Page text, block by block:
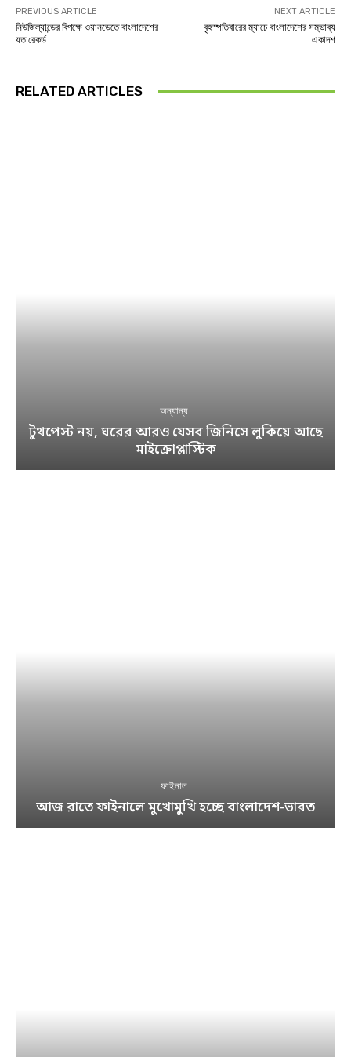
PREVIOUS ARTICLE
নিউজিল্যান্ডের বিপক্ষে ওয়ানডেতে বাংলাদেশের
যত রেকর্ড
NEXT ARTICLE
বৃহস্পতিবারের ম্যাচে বাংলাদেশের সম্ভাব্য
একাদশ
RELATED ARTICLES
অন্যান্য
টুথপেস্ট নয়, ঘরের আরও যেসব জিনিসে লুকিয়ে আছে
মাইক্রোপ্লাস্টিক
ফাইনাল
আজ রাতে ফাইনালে মুখোমুখি হচ্ছে বাংলাদেশ-ভারত